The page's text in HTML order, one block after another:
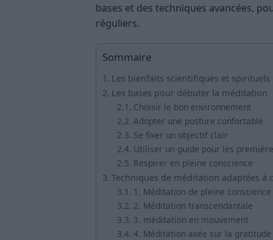
bases et des techniques avancées,
réguliers.
Sommaire
Les bienfaits scientifiques et
Les bases pour débuter la méditation
Choisir le bon environnement
Adopter une posture confortable
Se fixer un objectif clair
Utiliser un guide pour les
Respirer en pleine conscience
Techniques de méditation adaptées à
1. Méditation de pleine conscience
2. Méditation transcendantale
3. méditation en mouvement
4. Méditation axée sur la gratitude